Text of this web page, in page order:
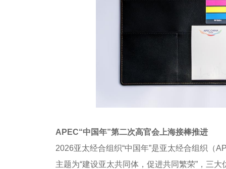
APEC“中国年”第二次高官会上海接棒推进
2026亚太经合组织“中国年”是亚太经合组织（
主题为“建设亚太共同体，促进共同繁荣”，三